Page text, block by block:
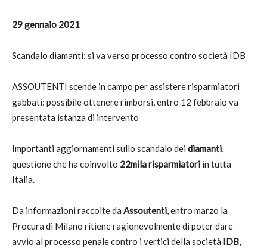
29 gennaio 2021
Scandalo diamanti: si va verso processo contro società IDB
ASSOUTENTI scende in campo per assistere risparmiatori
gabbati: possibile ottenere rimborsi, entro 12 febbraio va
presentata istanza di intervento
Importanti aggiornamenti sullo scandalo dei diamanti,
questione che ha coinvolto 22milarisparmiatori in tutta
Italia.
Da informazioni raccolte da Assoutenti, entro marzo la
Procura di Milano ritiene ragionevolmente di poter dare
avvio al processo penale contro i vertici della società IDB,